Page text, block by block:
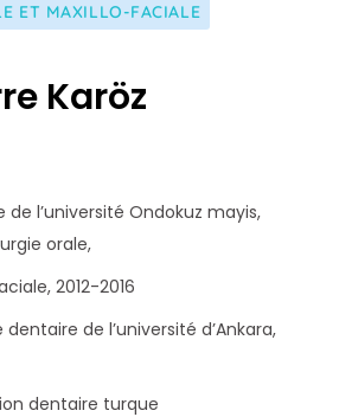
ET MAXILLO-FACIALE
Karöz
de l’université Ondokuz mayis,
orale,
2012-2016
de l’université d’Ankara,
dentaire turque